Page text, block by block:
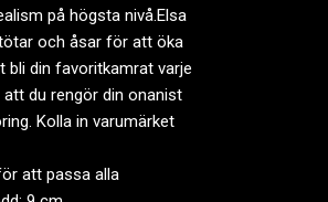
på högsta nivå.Elsa
och åsar för att öka
bli din favoritkamrat varje
du rengör din onanist
Kolla in varumärket
att passa alla